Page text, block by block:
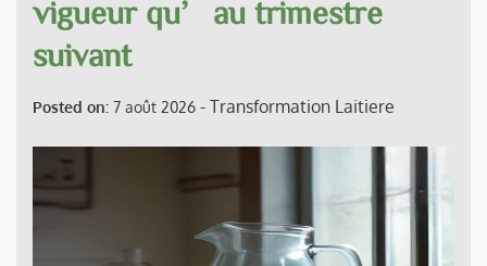
vigueur qu’au trimestre
suivant
Posted on: 7 août 2026 - Transformation Laitiere